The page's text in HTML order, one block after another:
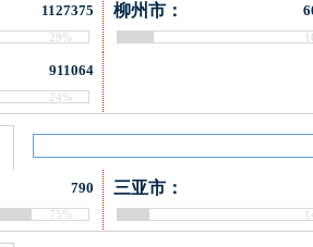
1127375
29%
柳州市：
911064
24%
790
75%
三亚市：